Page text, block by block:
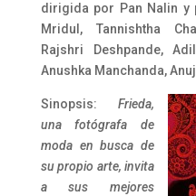
dirigida por Pan Nalin y
Mridul, Tannishtha
Rajshri Deshpande,
Anushka Manchanda,
Sinopsis:Frieda,
una fotógrafa de
moda en busca de
su propio arte, invita
a sus mejores